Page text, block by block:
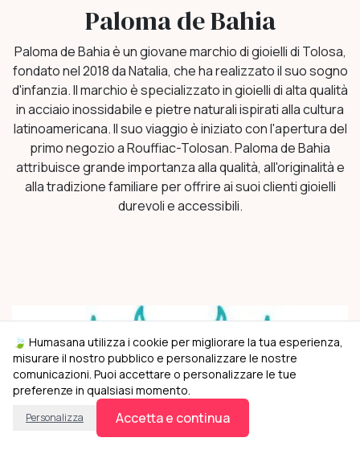
Paloma de Bahia
Paloma de Bahia è un giovane marchio di gioielli di Tolosa,
fondato nel 2018 da Natalia, che ha realizzato il suo sogno
d'infanzia. Il marchio è specializzato in gioielli di alta qualità
in acciaio inossidabile e pietre naturali ispirati alla cultura
latinoamericana. Il suo viaggio è iniziato con l'apertura del
primo negozio a Rouffiac-Tolosan. Paloma de Bahia
attribuisce grande importanza alla qualità, all'originalità e
alla tradizione familiare per offrire ai suoi clienti gioielli
durevoli e accessibili.
🍃 Humasana utilizza i cookie per migliorare la tua esperienza,
misurare il nostro pubblico e personalizzare le nostre
comunicazioni. Puoi accettare o personalizzare le tue
preferenze in qualsiasi momento.
Personalizza Accetta e continua